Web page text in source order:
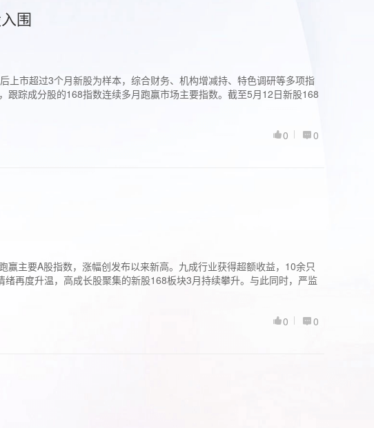
围
市超过3个月新股为样本，综合财务、机构增减持、特色调研等多项指
踪成分股的168指数连续多月跑赢市场主要指数。截至5月12日新股168
0
0
主要A股指数，涨幅创发布以来新高。九成行业获得超额收益，10余只
再度升温，高成长股聚集的新股168板块3月持续攀升。与此同时，严监
0
0